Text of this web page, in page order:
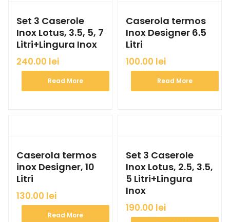
Set 3 Caserole
Inox Lotus, 3.5, 5, 7
Litri+Lingura Inox
240.00 lei
Read More
Caserola termos
Inox Designer 6.5
Litri
100.00 lei
Read More
Caserola termos
inox Designer, 10
Litri
130.00 lei
Read More
Set 3 Caserole
Inox Lotus, 2.5, 3.5,
5 Litri+Lingura
Inox
190.00 lei